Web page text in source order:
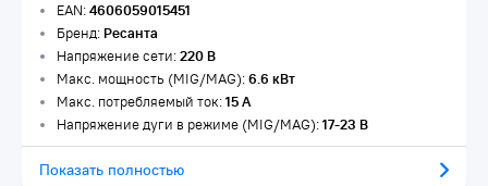
EAN:4606059015451
Бренд:Ресанта
Напряжение сети:220 В
Макс. мощность (MIG/MAG):6.6 кВт
Макс. потребляемый ток:15 А
Напряжение дуги в режиме (MIG/MAG):17-23 В
Показать полностью